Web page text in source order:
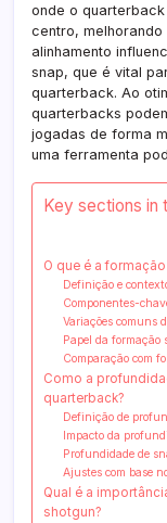
onde o
centro,
alinhamento
snap, que é vital
quarterback. Ao
quarterbacks
jogadas de forma
uma ferramenta
Key sections in
O que é a
Definição e
Componentes-
Variações comuns
Papel da formação
Comparação com
Como a
quarterback?
Definição de
Impacto da
Profundidade de
Ajustes com base
Qual é a
shotgun?